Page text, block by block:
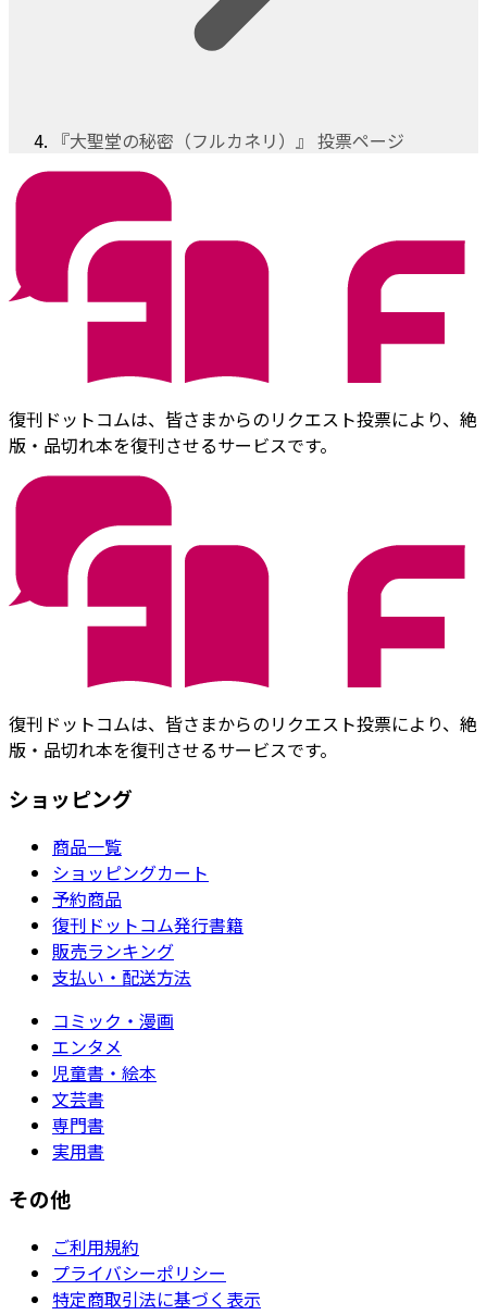
『大聖堂の秘密（フルカネリ）』 投票ページ
復刊ドットコムは、皆さまからのリクエスト投票により、絶
版・品切れ本を復刊させるサービスです。
復刊ドットコムは、皆さまからのリクエスト投票により、絶
版・品切れ本を復刊させるサービスです。
ショッピング
商品一覧
ショッピングカート
予約商品
復刊ドットコム発行書籍
販売ランキング
支払い・配送方法
コミック・漫画
エンタメ
児童書・絵本
文芸書
専門書
実用書
その他
ご利用規約
プライバシーポリシー
特定商取引法に基づく表示